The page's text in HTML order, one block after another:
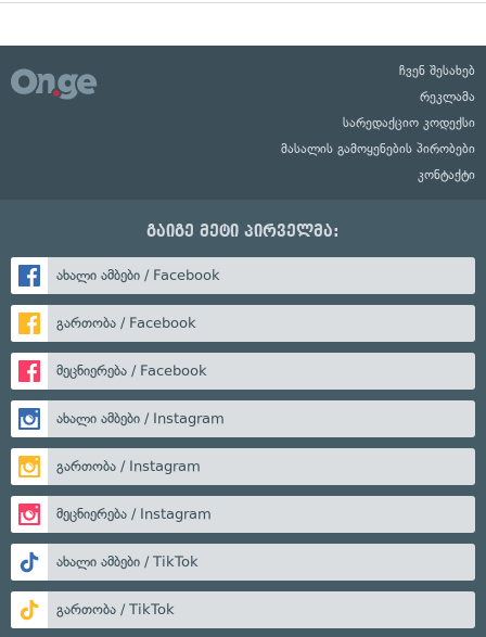
ჩვენ შესახებ
რეკლამა
სარედაქციო კოდექსი
მასალის გამოყენების პირობები
კონტაქტი
გაიგე მეტი პირველმა:
ახალი ამბები / Facebook
გართობა / Facebook
მეცნიერება / Facebook
ახალი ამბები / Instagram
გართობა / Instagram
მეცნიერება / Instagram
ახალი ამბები / TikTok
გართობა / TikTok